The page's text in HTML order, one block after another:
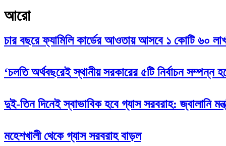
আরো
চার বছরে ফ্যামিলি কার্ডের আওতায় আসবে ১ কোটি ৬০
‘চলতি অর্থবছরেই স্থানীয় সরকারের ৫টি নির্বাচন সম্পন্ন
দুই-তিন দিনেই স্বাভাবিক হবে গ্যাস সরবরাহ: জ্বালানি
মহেশখালী থেকে গ্যাস সরবরাহ বাড়ল